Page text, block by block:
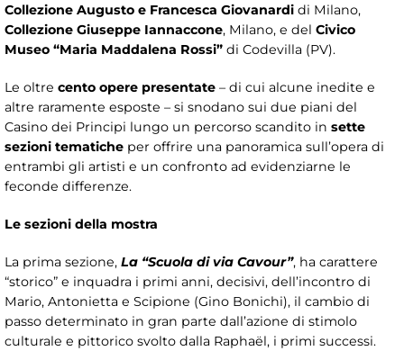
Collezione Augusto e Francesca Giovanardi di Milano,
Collezione Giuseppe Iannaccone, Milano, e del Civico
Museo “Maria Maddalena Rossi” di Codevilla (PV).
Le oltre cento opere presentate – di cui alcune inedite e
altre raramente esposte – si snodano sui due piani del
Casino dei Principi lungo un percorso scandito in sette
sezioni tematiche per offrire una panoramica sull’opera di
entrambi gli artisti e un confronto ad evidenziarne le
feconde differenze.
Le sezioni della mostra
La prima sezione, La “Scuola di via Cavour”, ha carattere
“storico” e inquadra i primi anni, decisivi, dell’incontro di
Mario, Antonietta e Scipione (Gino Bonichi), il cambio di
passo determinato in gran parte dall’azione di stimolo
culturale e pittorico svolto dalla Raphaël, i primi successi.